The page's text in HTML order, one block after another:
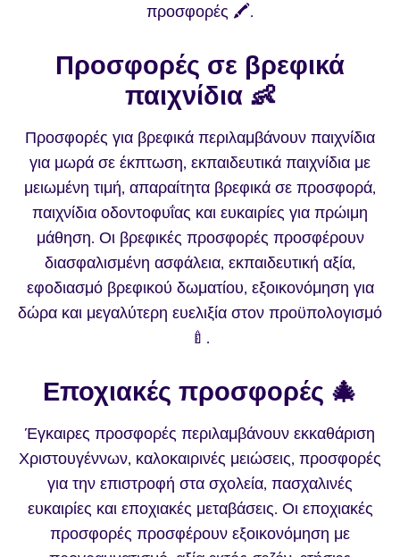
προσφορές 🖍️.
Προσφορές σε βρεφικά
παιχνίδια 👶
Προσφορές για βρεφικά περιλαμβάνουν παιχνίδια
για μωρά σε έκπτωση, εκπαιδευτικά παιχνίδια με
μειωμένη τιμή, απαραίτητα βρεφικά σε προσφορά,
παιχνίδια οδοντοφυΐας και ευκαιρίες για πρώιμη
μάθηση. Οι βρεφικές προσφορές προσφέρουν
διασφαλισμένη ασφάλεια, εκπαιδευτική αξία,
εφοδιασμό βρεφικού δωματίου, εξοικονόμηση για
δώρα και μεγαλύτερη ευελιξία στον προϋπολογισμό
🍼.
Εποχιακές προσφορές 🎄
Έγκαιρες προσφορές περιλαμβάνουν εκκαθάριση
Χριστουγέννων, καλοκαιρινές μειώσεις, προσφορές
για την επιστροφή στα σχολεία, πασχαλινές
ευκαιρίες και εποχιακές μεταβάσεις. Οι εποχιακές
προσφορές προσφέρουν εξοικονόμηση με